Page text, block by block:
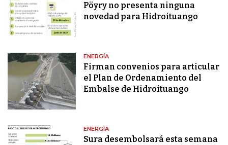
Pöyry no presenta ninguna
novedad para Hidroituango
ENERGÍA
Firman convenios para articular
el Plan de Ordenamiento del
Embalse de Hidroituango
ENERGÍA
Sura desembolsará esta semana